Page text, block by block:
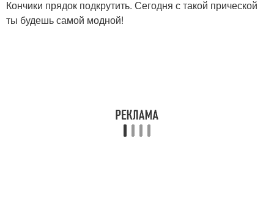
Кончики прядок подкрутить. Сегодня с такой прической
ты будешь самой модной!